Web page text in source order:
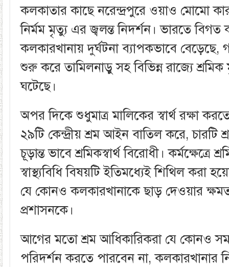
কলকাতার কাছে নরেন্দ্রপুরে ওয়াও মোমো
নির্মম মৃত্যু এর জ্বলন্ত নিদর্শন। ভারতে
কলকারখানায় দুর্ঘটনা ব্যাপকভাবে বেড়েছে,
শুরু করে তামিলনাড়ু সহ বিভিন্ন রাজ্যে
ঘটেছে।
অপর দিকে শুধুমাত্র মালিকের স্বার্থ রক্ষা
২৯টি কেন্দ্রীয় শ্রম আইন বাতিল করে, চারটি
চূড়ান্ত ভাবে শ্রমিকস্বার্থ বিরোধী। কর্মক্ষেত্রে
স্বাস্থ্যবিধি বিষয়টি ইতিমধ্যেই শিথিল করা
যে কোনও কলকারখানাকে ছাড় দেওয়ার
প্রশাসনকে।
আগের মতো শ্রম আধিকারিকরা যে কোনও
পরিদর্শন করতে পারবেন না, কলকারখানার